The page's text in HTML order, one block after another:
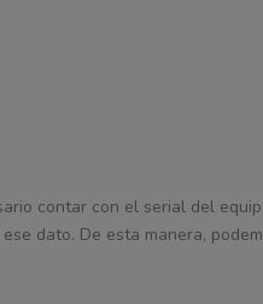
contar con el serial del
dato. De esta manera,